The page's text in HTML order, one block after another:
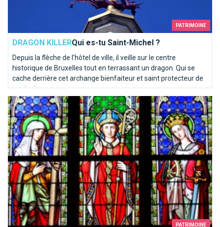
PATRIMOINE
DRAGON KILLERQui es-tu Saint-Michel ?
Depuis la flèche de l’hôtel de ville, il veille sur le centre
historique de Bruxelles tout en terrassant un dragon. Qui se
cache derrière cet archange bienfaiteur et saint protecteur de
la ville ?
PATRIMOINE
Top 10 des églises de Bruxelles